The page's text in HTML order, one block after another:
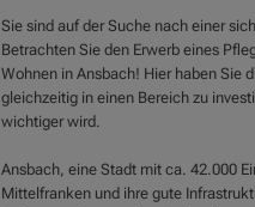
Sie sind auf der Suche nach einer
Betrachten Sie den Erwerb eines
Wohnen in Ansbach! Hier haben Sie
gleichzeitig in einen Bereich zu
wichtiger wird.
Ansbach, eine Stadt mit ca. 42.000
Mittelfranken und ihre gute